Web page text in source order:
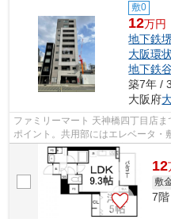
敷0
12万円
地下鉄
大阪環
地下鉄
築7年 /
大阪府
ファミリーマート 天神橋四丁目店
ポイント。共用部にはエレベータ・
ても充実しています。充実の設備と綺
12
敷
7